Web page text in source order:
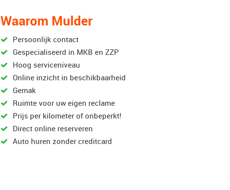
Waarom Mulder
Persoonlijk contact
Gespecialiseerd in MKB en ZZP
Hoog serviceniveau
Online inzicht in beschikbaarheid
Gemak
Ruimte voor uw eigen reclame
Prijs per kilometer of onbeperkt!
Direct online reserveren
Auto huren zonder creditcard